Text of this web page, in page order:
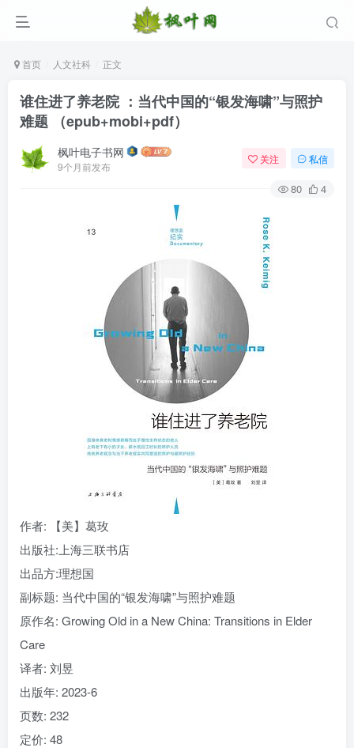
首页 人文社科 正文
谁住进了养老院 ：当代中国的“银发海啸”与照护
难题 （epub+mobi+pdf）
枫叶电子书网
9个月前发布
关注 私信
80 4
作者: 【美】葛玫
出版社: 上海三联书店
出品方:理想国
副标题: 当代中国的“银发海啸”与照护难题
原作名: Growing Old in a New China: Transitions in Elder
Care
译者: 刘昱
出版年: 2023-6
页数: 232
定价: 48
登录
没有账号？立即注册
用户名/手机号/邮箱
登录密码
记住登录 找回密码|
登录
社交账号登录